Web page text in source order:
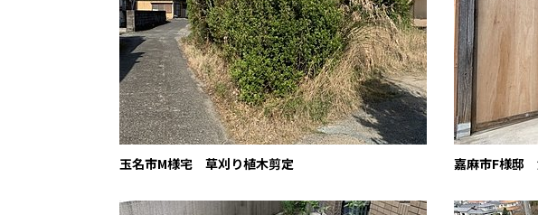
玉名市M様宅 草刈り植木剪定 嘉麻市F様邸